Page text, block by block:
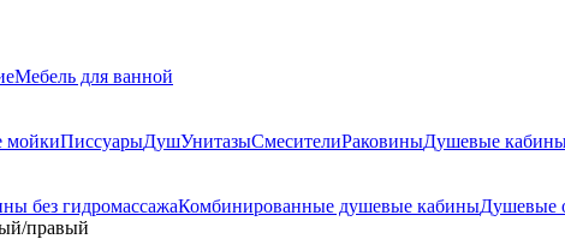
Мебель для ванной
мойкиПиссуарыДушУнитазыСмесителиРаковиныДушевые
без гидромассажаКомбинированные душевые кабиныДушевые
правый